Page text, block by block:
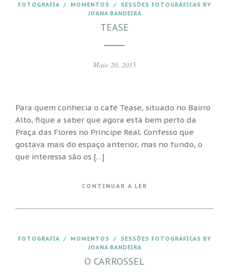
FOTOGRAFIA / MOMENTOS / SESSÕES FOTOGRÁFICAS BY
JOANA BANDEIRA
TEASE
Maio 20, 2015
Para quem conhecia o café Tease, situado no Bairro
Alto, fique a saber que agora está bem perto da
Praça das Flores no Príncipe Real. Confesso que
gostava mais do espaço anterior, mas no fundo, o
que interessa são os […]
CONTINUAR A LER
FOTOGRAFIA / MOMENTOS / SESSÕES FOTOGRÁFICAS BY
JOANA BANDEIRA
O CARROSSEL